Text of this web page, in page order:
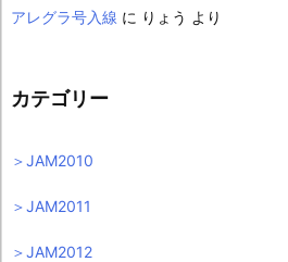
アレグラ号入線 に りょう より
カテゴリー
＞JAM2010
＞JAM2011
＞JAM2012